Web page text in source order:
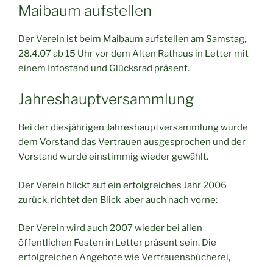
Maibaum aufstellen
Der Verein ist beim Maibaum aufstellen am Samstag,
28.4.07 ab 15 Uhr vor dem Alten Rathaus in Letter mit
einem Infostand und Glücksrad präsent.
Jahreshauptversammlung
Bei der diesjährigen Jahreshauptversammlung wurde
dem Vorstand das Vertrauen ausgesprochen und der
Vorstand wurde einstimmig wieder gewählt.
Der Verein blickt auf ein erfolgreiches Jahr 2006
zurück, richtet den Blick aber auch nach vorne:
Der Verein wird auch 2007 wieder bei allen
öffentlichen Festen in Letter präsent sein. Die
erfolgreichen Angebote wie Vertrauensbücherei,